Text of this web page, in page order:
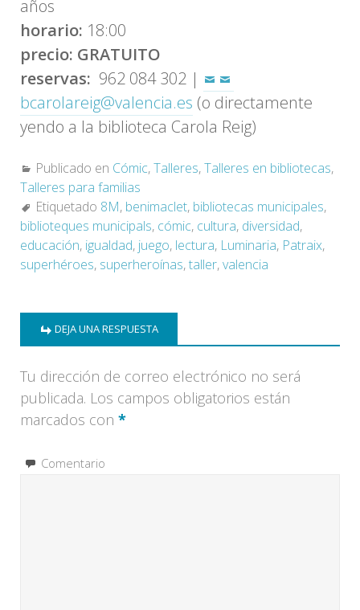
años
horario: 18:00
precio: GRATUITO
reservas: 962 084 302 |
bcarolareig@valencia.es (o directamente
yendo a la biblioteca Carola Reig)
Publicado en Cómic,Talleres,Talleres en bibliotecas,
Talleres para familias
Etiquetado 8M, benimaclet, bibliotecas municipales,
biblioteques municipals, cómic, cultura, diversidad,
educación, igualdad, juego, lectura, Luminaria, Patraix,
superhéroes, superheroínas,taller,valencia
DEJA UNA RESPUESTA
Tu dirección de correo electrónico no será
publicada. Los campos obligatorios están
marcados con *
Comentario